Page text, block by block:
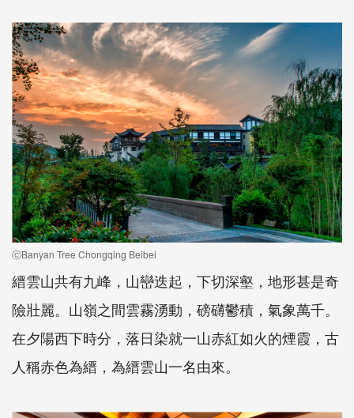
ⓒBanyan Tree Chongqing Beibei
縉雲山共有九峰，山巒迭起，下切深壑，地形甚是奇
險壯麗。山嶺之間雲霧湧動，磅礴鬱積，氣象萬千。
在夕陽西下時分，落日染就一山赤紅如火的煙霞，古
人稱赤色為縉，為縉雲山一名由來。